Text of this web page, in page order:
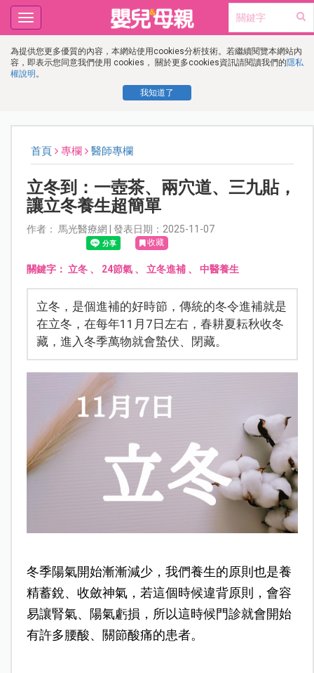
為提供您更多優質的內容，本網站使用cookies分析技術。若繼續閱覽本網站內
容，即表示您同意我們使用 cookies， 關於更多cookies資訊請閱讀我們的隱私
權說明 。
我知道了
Toggle
navigation
首頁 專欄 醫師專欄
立冬到：一壺茶、兩穴道、三九貼，
讓立冬養生超簡單
作者： 馬光醫療網 | 發表日期：2025-11-07
收藏
關鍵字： 立冬、 24節氣、 立冬進補、 中醫養生
立冬，是個進補的好時節，傳統的冬令進補就是
在立冬，在每年11月7日左右，春耕夏耘秋收冬
藏，進入冬季萬物就會蟄伏、閉藏。
冬季陽氣開始漸漸減少，我們養生的原則也是養
精蓄銳、收斂神氣，若這個時候違背原則，會容
易讓腎氣、陽氣虧損，所以這時候門診就會開始
有許多腰酸、關節酸痛的患者。